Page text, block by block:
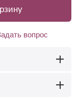
вопрос